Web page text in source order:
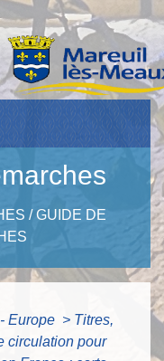
/GUIDE DE
Europe > Titres,
circulation pour